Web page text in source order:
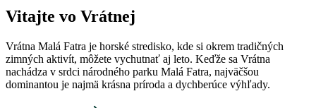
Vitajte vo Vrátnej
Vrátna Malá Fatra je horské stredisko, kde si okrem tradičných
zimných aktivít, môžete vychutnať aj leto. Keďže sa Vrátna
nachádza v srdci národného parku Malá Fatra, najväčšou
dominantou je najmä krásna príroda a dychberúce výhľady.